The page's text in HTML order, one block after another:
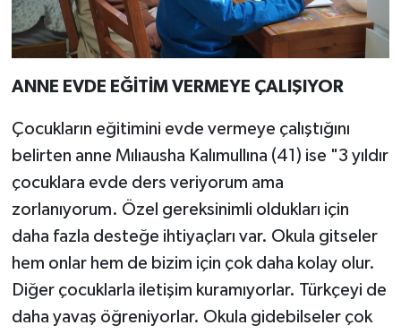
ANNE EVDE EĞİTİM VERMEYE ÇALIŞIYOR
Çocukların eğitimini evde vermeye çalıştığını
belirten anne Mılıausha Kalımullına (41) ise "3 yıldır
çocuklara evde ders veriyorum ama
zorlanıyorum. Özel gereksinimli oldukları için
daha fazla desteğe ihtiyaçları var. Okula gitseler
hem onlar hem de bizim için çok daha kolay olur.
Diğer çocuklarla iletişim kuramıyorlar. Türkçeyi de
daha yavaş öğreniyorlar. Okula gidebilseler çok